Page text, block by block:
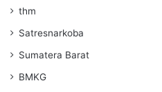
thm
Satresnarkoba
Sumatera Barat
BMKG